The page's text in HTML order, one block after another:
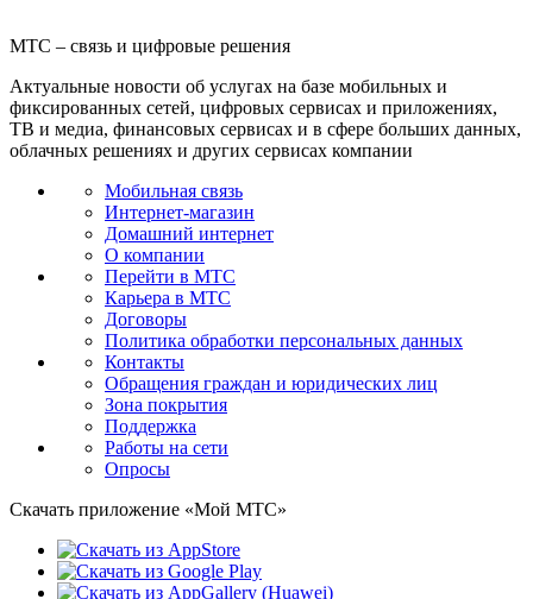
МТС – связь и цифровые решения
Актуальные новости об услугах на базе мобильных и
фиксированных сетей, цифровых сервисах и приложениях,
ТВ и медиа, финансовых сервисах и в сфере больших данных,
облачных решениях и других сервисах компании
Мобильная связь
Интернет-магазин
Домашний интернет
О компании
Перейти в МТС
Карьера в МТС
Договоры
Политика обработки персональных данных
Контакты
Обращения граждан и юридических лиц
Зона покрытия
Поддержка
Работы на сети
Опросы
Скачать приложение «Мой МТС»